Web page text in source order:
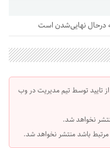
درحال نهایی‌شدن است
تایید توسط تیم مدیریت در وب
نخواهد شد.
مرتبط باشد منتشر نخواهد شد.